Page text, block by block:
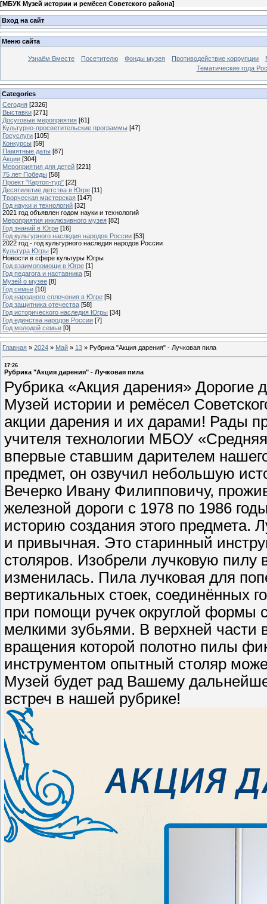
[МБУК Музей истории и ремёсел Советского района]
Вход на сайт
Меню сайта
Узнаём Вместе Посетителю Фонды музея Противодействие коррупции
Тематические года
Categories
Сегодня [2326]
Выставки [271]
Досуговые мероприятия [61]
Культурно-просветительские программы [47]
Госуслуги [105]
Конкурсы [59]
Памятные даты [87]
Акции [304]
Мероприятия для детей [221]
75 лет Победы [58]
Проект "Картоп-тур" [22]
Десятилетие детства в Югре [11]
Творческая мастерская [147]
Год науки и технологий [32]
2021 год объявлен годом науки и технологий
Мероприятия инклюзивного музея [82]
Год знаний в Югре [16]
Год культурного наследия народов России [53]
2022 год - год культурного наследия народов России
Культура Югры [2]
Новости в сфере культуры Югры
Год взаимопомощи в Югре [1]
Год педагога и наставника [5]
Музей о музее [8]
Год семьи [10]
Год народного сплочения в Югре [5]
Год защитника отечества [58]
Год исторического наследия Югры [34]
Год единства народов России [7]
Год молодой семьи [0]
Главная » 2024 » Май » 13 » Рубрика "Акция дарения" - Лучковая пила
17:26
Рубрика "Акция дарения" - Лучковая пила
Рубрика «Акция дарения» Дорогие
Музей истории и ремёсел
акции дарения и их дарами! Рады
учителя технологии МБОУ
впервые ставшим дарителем
предмет, он озвучил небольшую
Вечерко Ивану Филипповичу,
железной дороги с 1978 по 1986
историю создания этого
и привычная. Это старинный
столяров. Изобрели лучковую пилу
изменилась. Пила лучковая для
вертикальных стоек, соединённых
при помощи ручек округлой формы
мелкими зубьями. В верхней части
вращения которой полотно пилы
инструментом опытный столяр
Музей будет рад Вашему
встреч в нашей рубрике!